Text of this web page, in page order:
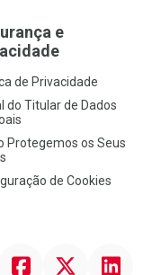
e
de Privacidade
do Titular de Dados
Protegemos os Seus
de Cookies
FacebookTwitter Linkedin